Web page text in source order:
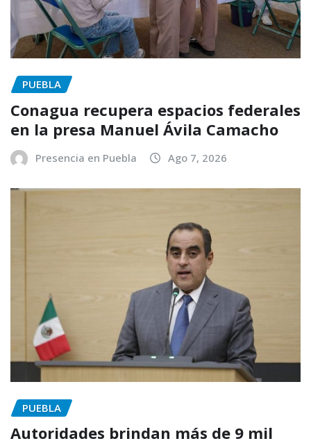
PUEBLA
Conagua recupera espacios federales
en la presa Manuel Ávila Camacho
Presencia en Puebla Ago 7, 2026
PUEBLA
Autoridades brindan más de 9 mil